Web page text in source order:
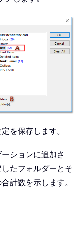
を保存します。
ションに追加さ
たフォルダーとそ
計数を示します。